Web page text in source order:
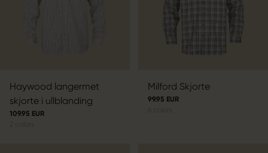
Haywood langermet
skjorte i ullblanding
109.95 EUR
Milford Skjorte
99.95 EUR